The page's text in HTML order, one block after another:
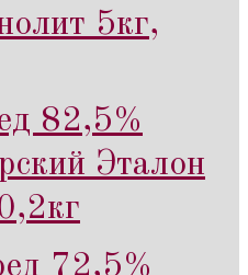
5кг,
82,5%
Эталон
72,5%